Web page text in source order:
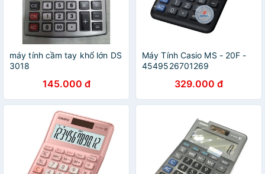
máy tính cầm tay khổ lớn DS
3018
145.000 đ
Máy Tính Casio MS - 20F -
4549526701269
329.000 đ